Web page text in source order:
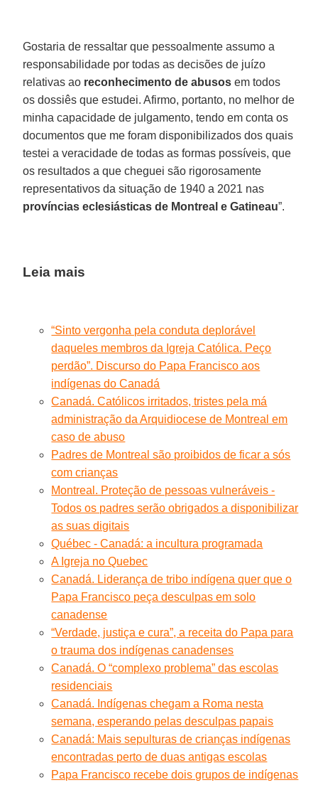
Gostaria de ressaltar que pessoalmente assumo a
responsabilidade por todas as decisões de juízo
relativas ao reconhecimento de abusos em todos
os dossiês que estudei. Afirmo, portanto, no melhor de
minha capacidade de julgamento, tendo em conta os
documentos que me foram disponibilizados dos quais
testei a veracidade de todas as formas possíveis, que
os resultados a que cheguei são rigorosamente
representativos da situação de 1940 a 2021 nas
províncias eclesiásticas de Montreal e Gatineau”.
Leia mais
“Sinto vergonha pela conduta deplorável
daqueles membros da Igreja Católica. Peço
perdão”. Discurso do Papa Francisco aos
indígenas do Canadá
Canadá. Católicos irritados, tristes pela má
administração da Arquidiocese de Montreal em
caso de abuso
Padres de Montreal são proibidos de ficar a sós
com crianças
Montreal. Proteção de pessoas vulneráveis -
Todos os padres serão obrigados a disponibilizar
as suas digitais
Québec - Canadá: a incultura programada
A Igreja no Quebec
Canadá. Liderança de tribo indígena quer que o
Papa Francisco peça desculpas em solo
canadense
“Verdade, justiça e cura”, a receita do Papa para
o trauma dos indígenas canadenses
Canadá. O “complexo problema” das escolas
residenciais
Canadá. Indígenas chegam a Roma nesta
semana, esperando pelas desculpas papais
Canadá: Mais sepulturas de crianças indígenas
encontradas perto de duas antigas escolas
Papa Francisco recebe dois grupos de indígenas